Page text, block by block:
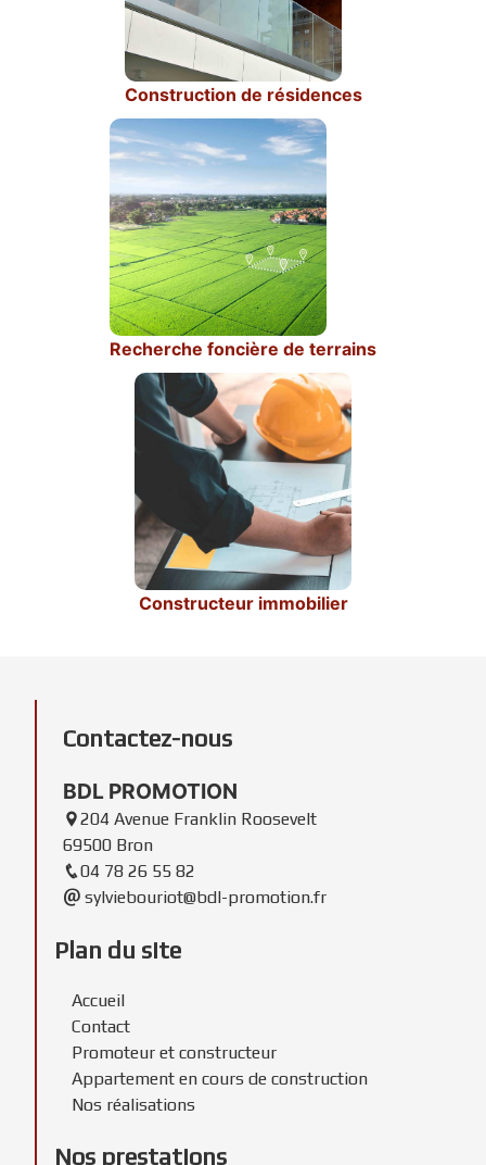
Construction de résidences
Recherche foncière de terrains
Constructeur immobilier
Contactez-nous
BDL PROMOTION
204 Avenue Franklin Roosevelt
69500 Bron
04 78 26 55 82
sylviebouriot@bdl-promotion.fr
Plan du site
Accueil
Contact
Promoteur et constructeur
Appartement en cours de construction
Nos réalisations
Nos prestations